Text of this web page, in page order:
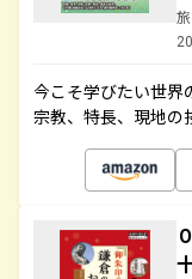
今こそ学びたい世界
宗教、特長、現地の